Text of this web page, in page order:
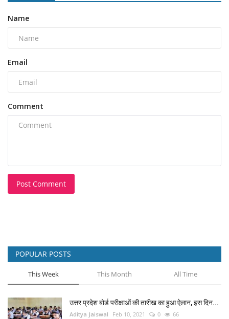
Name
Email
Comment
Post Comment
POPULAR POSTS
This Week This Month All Time
उत्तर प्रदेश बोर्ड परीक्षाओं की तारीख का हुआ ऐलान, इस दिन...
Aditya Jaiswal Feb 10, 2021 0 66